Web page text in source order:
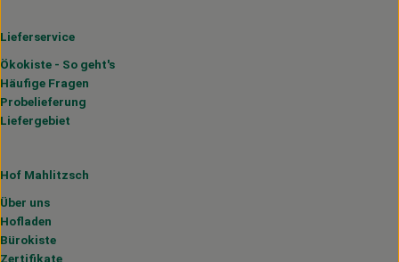
Lieferservice
Ökokiste - So geht's
Häufige Fragen
Probelieferung
Liefergebiet
Hof Mahlitzsch
Über uns
Hofladen
Bürokiste
Zertifikate